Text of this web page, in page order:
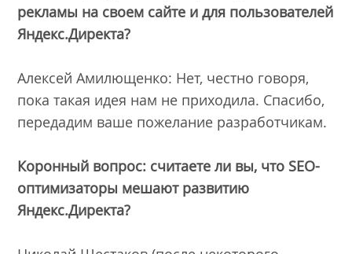
рекламы на своем сайте и для пользователей
Яндекс.Директа?
Алексей Амилющенко: Нет, честно говоря,
пока такая идея нам не приходила. Спасибо,
передадим ваше пожелание разработчикам.
Коронный вопрос: считаете ли вы, что SEO-
оптимизаторы мешают развитию
Яндекс.Директа?